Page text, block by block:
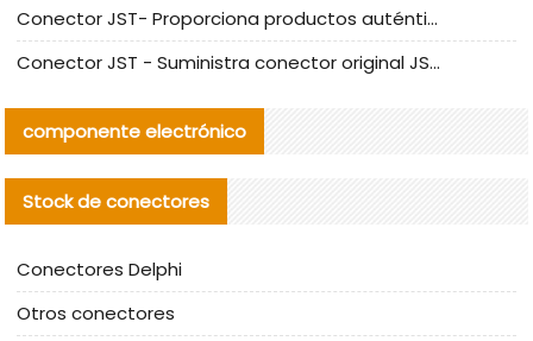
Conector JST- Proporciona productos auténticos y alternativos del conector JST NSHR-02V-S
Conector JST - Suministra conector original JST GHR-09V-S | productos alternativos
componente electrónico
Stock de conectores
Conectores Delphi
Otros conectores